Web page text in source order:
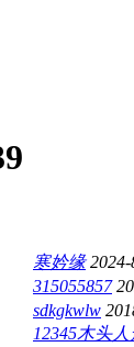
寒妗缘
315055857
sdkgkwlw
12345木头